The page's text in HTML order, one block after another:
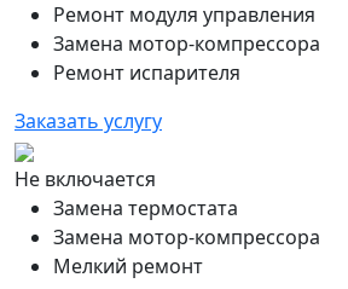
Ремонт модуля управления
Замена мотор-компрессора
Ремонт испарителя
Заказать услугу
Не включается
Замена термостата
Замена мотор-компрессора
Мелкий ремонт